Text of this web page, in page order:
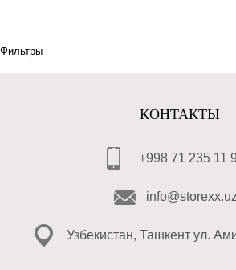
Фильтры
КОНТАКТЫ
+998 71 235 11
info@storexx.uz
Узбекистан, Ташкент ул.